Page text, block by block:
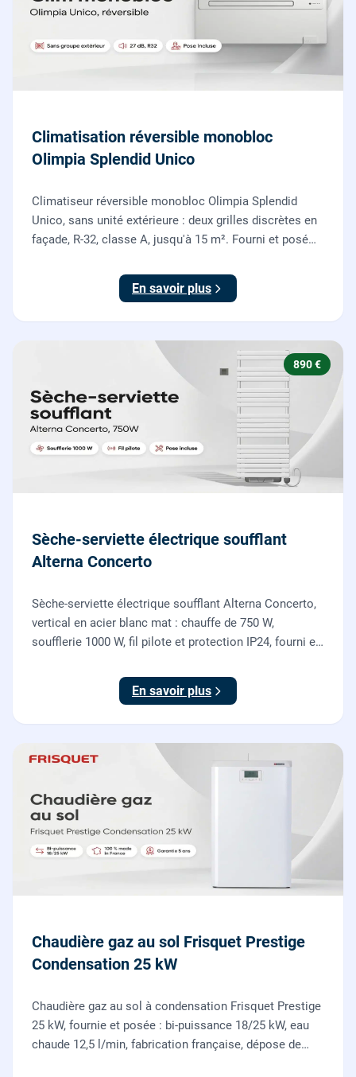
Climatisation réversible monobloc
Olimpia Splendid Unico
Climatiseur réversible monobloc Olimpia Splendid
Unico, sans unité extérieure : deux grilles discrètes en
façade, R-32, classe A, jusqu'à 15 m². Fourni et posé
En savoir plus
890 €
Sèche-serviette électrique soufflant
Alterna Concerto
Sèche-serviette électrique soufflant Alterna Concerto,
vertical en acier blanc mat : chauffe de 750 W,
soufflerie 1000 W, fil pilote et protection IP24, fourni et
En savoir plus
Chaudière gaz au sol Frisquet Prestige
Condensation 25 kW
Chaudière gaz au sol à condensation Frisquet Prestige
25 kW, fournie et posée : bi-puissance 18/25 kW, eau
chaude 12,5 l/min, fabrication française, dépose de